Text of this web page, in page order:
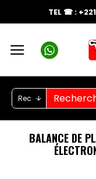
TEL ☎ :
Rec
BALANCE DE